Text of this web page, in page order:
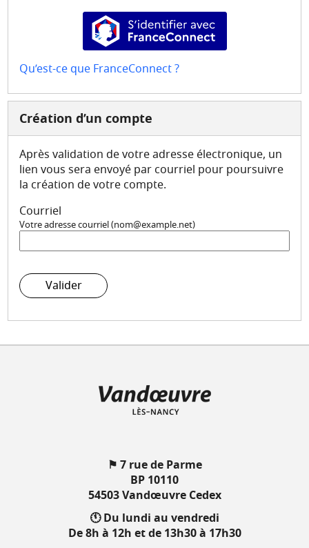
S’identifier avec
Qu’est-ce que FranceConnect ?
Création d’un compte
Après validation de votre adresse électronique, un
lien vous sera envoyé par courriel pour poursuivre
la création de votre compte.
Courriel
Votre adresse courriel (nom@example.net)
Valider
⚑ 7 rue de Parme
BP 10110
54503 Vandœuvre Cedex
🕚 Du lundi au vendredi
De 8h à 12h et de 13h30 à 17h30